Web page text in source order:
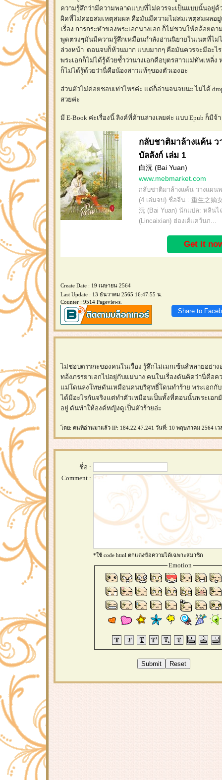
ความรู้สึกว่ามีความพลาดแบบที่ไม่ควรจะเป็นแบบนั้นอยู่ด้
ผิดที่ไม่ค่อยสมเหตุสมผล คือมันมีความไม่สมเหตุสมผลอยู่
เรื่อง การกระทำของพระเอกนางเอก ก็ไม่ชวนให้คล้อยตา
พูดตรงๆมันมีความรู้สึกเหมือนกำลังอ่านนิยายในเนตที่ไม่
ล่วงหน้า ตอนจบก็ห้วนมาก แบบมากๆ คือมันควรจะมีอะ
พระเอกก็ไม่ได้รู้ด้วยซ้ำว่านางเอกคือบุตรสาวแม่ทัพเหลิ่ง
ก็ไม่ได้รู้ด้วยว่านี่คือน้องสาวแท้ๆของตัวเองอะ
ส่วนตัวไม่ค่อยชอบเท่าไหร่ค่ะ แต่ก็อ่านจนจบนะ ไม่ได้
สวยค่ะ
มี E-Book ค่ะเรื่องนี้ ลิงค์ที่ด้านล่างเลยค่ะ แบบ Epub ก็มีจ้า
กลับชาติมาล้างแค้น ว
บัลลังก์ เล่ม 1
白沅 (Bai Yuan)
www.mebmarket.com
กลับชาติมาล้างแค้น วางแผน
(4 เล่มจบ) ชื่อจีน : 重生之嫡
沅 (Bai Yuan) นักแปล: หลินไ
(Lincaixian) ฮ่องเต้แคว้นก...
Get it
Create Date : 19 เมษายน 2564
Last Update : 13 ธันวาคม 2565 16:47:55 น.
Counter : 9514 Pageviews.
Share to
ไม่ชอบตรรกะของคนในเรื่อง รู้สึกไม่เมกเซ้นส์หลายอย่า
ทอ้งภรรยาเอกไปอยู่กับแม่นาง คนในเรื่องดันคิดว่านี่คือค
ม่โดนลงโทษดันเหมือนคนบริสุทธิ์โดนทำร้าย พระเอกกับ
ได้มีอะไรกันจริงแต่ทำตัวเหมือนเป็นทั้งที่ตอนนั้นพระเอ
อยู่ ดันทำให้องค์หญิงดูเป็นตัวร้ายอ่ะ
ดย: คนที่อ่านมาแล้ว IP: 184.22.47.241 วันที่: 10 พฤษภาคม 2564 เว
ชื่อ :
Comment :
*ใช้ code html ตกแต่งข้อความได้เฉพาะสมาชิก
Emotion